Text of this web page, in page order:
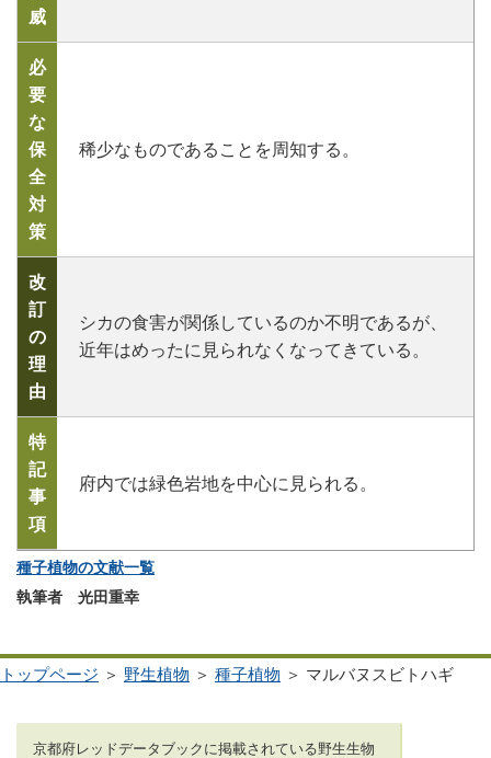
威
必
要
な
保
全
対
策
稀少なものであることを周知する。
改
訂
の
理
由
シカの食害が関係しているのか不明であるが、
近年はめったに見られなくなってきている。
特
記
事
項
府内では緑色岩地を中心に見られる。
種子植物の文献一覧
執筆者 光田重幸
トップページ ＞ 野生植物 ＞ 種子植物 ＞ マルバヌスビトハギ
京都府レッドデータブックに掲載されている野生生物